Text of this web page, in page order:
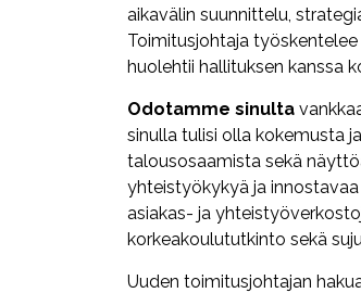
aikavälin suunnittelu,
Toimitusjohtaja
huolehtii hallituksen kanssa
Odotamme sinulta
sinulla tulisi olla kokemusta
talousosaamista sekä
yhteistyökykyä ja
asiakas- ja
korkeakoulututkinto sekä
Uuden toimitusjohtajan